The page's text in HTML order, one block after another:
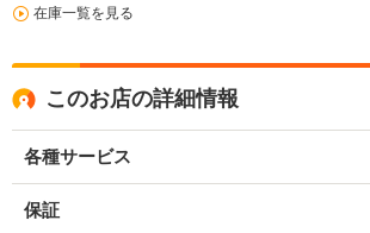
在庫一覧を見る
このお店の詳細情報
各種サービス
保証